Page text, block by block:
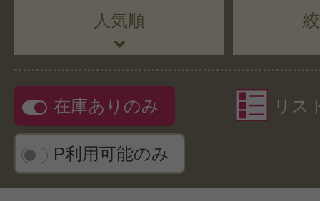
人気順
在庫ありのみ
P利用可能のみ
リス